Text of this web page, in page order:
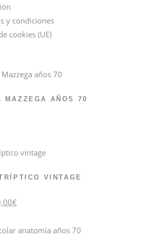
y condiciones
cookies (UE)
MAZZEGA AÑOS 70
VINTAGE
€precio
70,00€.